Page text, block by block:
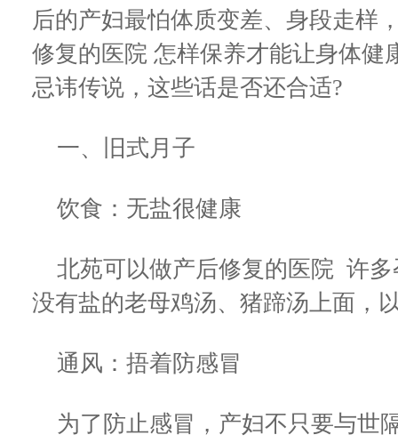
后的产妇最怕体质变差、身段走样
修复的医院 怎样保养才能让身体健
忌讳传说，这些话是否还合适?
一、旧式月子
饮食：无盐很健康
北苑可以做产后修复的医院 许多
没有盐的老母鸡汤、猪蹄汤上面，
通风：捂着防感冒
为了防止感冒，产妇不只要与世